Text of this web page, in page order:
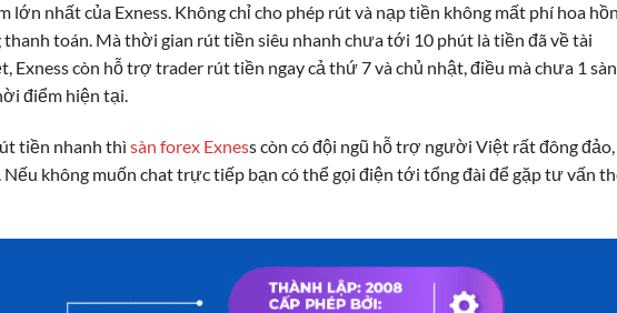
lớn nhất của Exness. Không chỉ cho phép rút và nạp tiền không mất phí hoa
toán. Mà thời gian rút tiền siêu nhanh chưa tới 10 phút là tiền đã về tài
Exness còn hỗ trợ trader rút tiền ngay cả thứ 7 và chủ nhật, điều mà chưa 1 sàn
điểm hiện tại.
tiền nhanh thì sàn forex Exness còn có đội ngũ hỗ trợ người Việt rất đông đảo,
không muốn chat trực tiếp bạn có thể gọi điện tới tổng đài để gặp tư vấn